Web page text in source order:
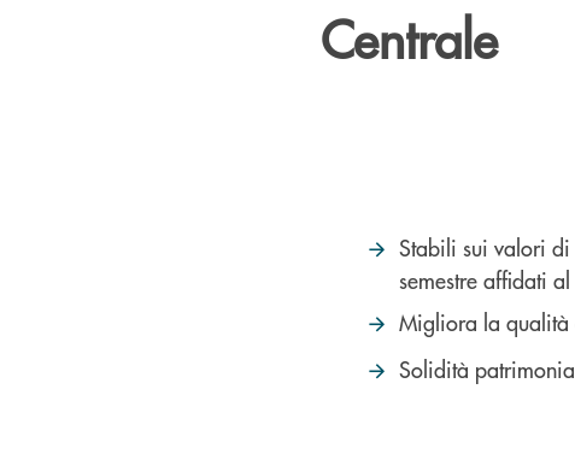
Centrale
Stabili sui valori di
semestre affidati
Migliora la qualità
Solidità